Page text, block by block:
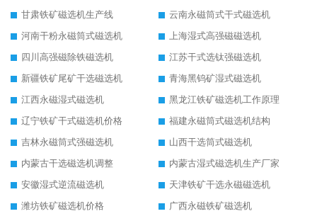
甘肃铁矿磁选机生产线
云南永磁筒式干式磁选机
河南干粉永磁筒式磁选机
上海湿式高强磁磁选机
四川高强磁除铁磁选机
江苏干式选钛强磁选机
新疆铁矿尾矿干选磁选机
青海黑钨矿湿式磁选机
江西永磁湿式磁选机
黑龙江铁矿磁选机工作原理
辽宁铁矿干式磁选机价格
福建永磁筒式磁选机结构
吉林永磁筒式强磁选机
山西干选筒式磁选机
内蒙古干选磁选机调整
内蒙古湿式磁选机生产厂家
安徽湿式逆流磁选机
天津铁矿干选永磁磁选机
潍坊铁矿磁选机价格
广西永磁铁矿磁选机